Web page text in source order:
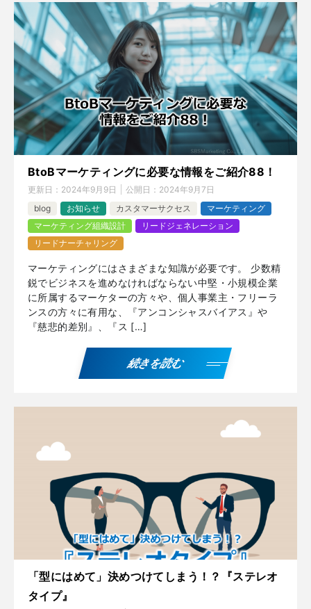
BtoBマーケティングに必要な情報をご紹介88！
更新日： 2024年9月9日 公開日： 2024年9月7日
blog
お知らせ カスタマーサクセス
マーケティング
マーケティング組織設計
リードジェネレーション
リードナーチャリング
マーケティングにはさまざまな知識が必要です。 少数精
鋭でビジネスを進めなければならない中堅・小規模企業
に所属するマーケターの方々や、個人事業主・フリーラ
ンスの方々に有用な、『アンコンシャスバイアス』や
『慈悲的差別』、『ス […]
続きを読む
「型にはめて」決めつけてしまう！？『ステレオ
タイプ』